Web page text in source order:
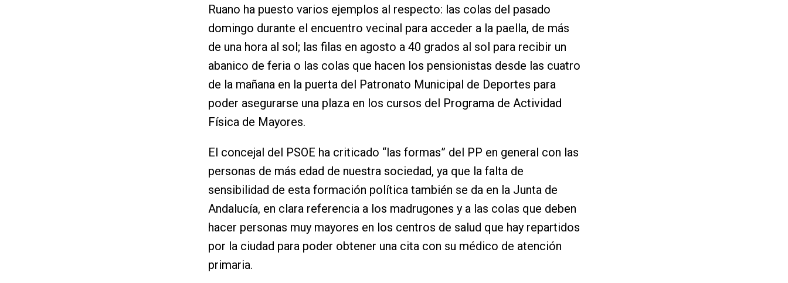
Ruano ha puesto varios ejemplos al respecto: las colas del pasado
domingo durante el encuentro vecinal para acceder a la paella, de más
de una hora al sol; las filas en agosto a 40 grados al sol para recibir un
abanico de feria o las colas que hacen los pensionistas desde las cuatro
de la mañana en la puerta del Patronato Municipal de Deportes para
poder asegurarse una plaza en los cursos del Programa de Actividad
Física de Mayores.
El concejal del PSOE ha criticado “las formas” del PP en general con las
personas de más edad de nuestra sociedad, ya que la falta de
sensibilidad de esta formación política también se da en la Junta de
Andalucía, en clara referencia a los madrugones y a las colas que deben
hacer personas muy mayores en los centros de salud que hay repartidos
por la ciudad para poder obtener una cita con su médico de atención
primaria.